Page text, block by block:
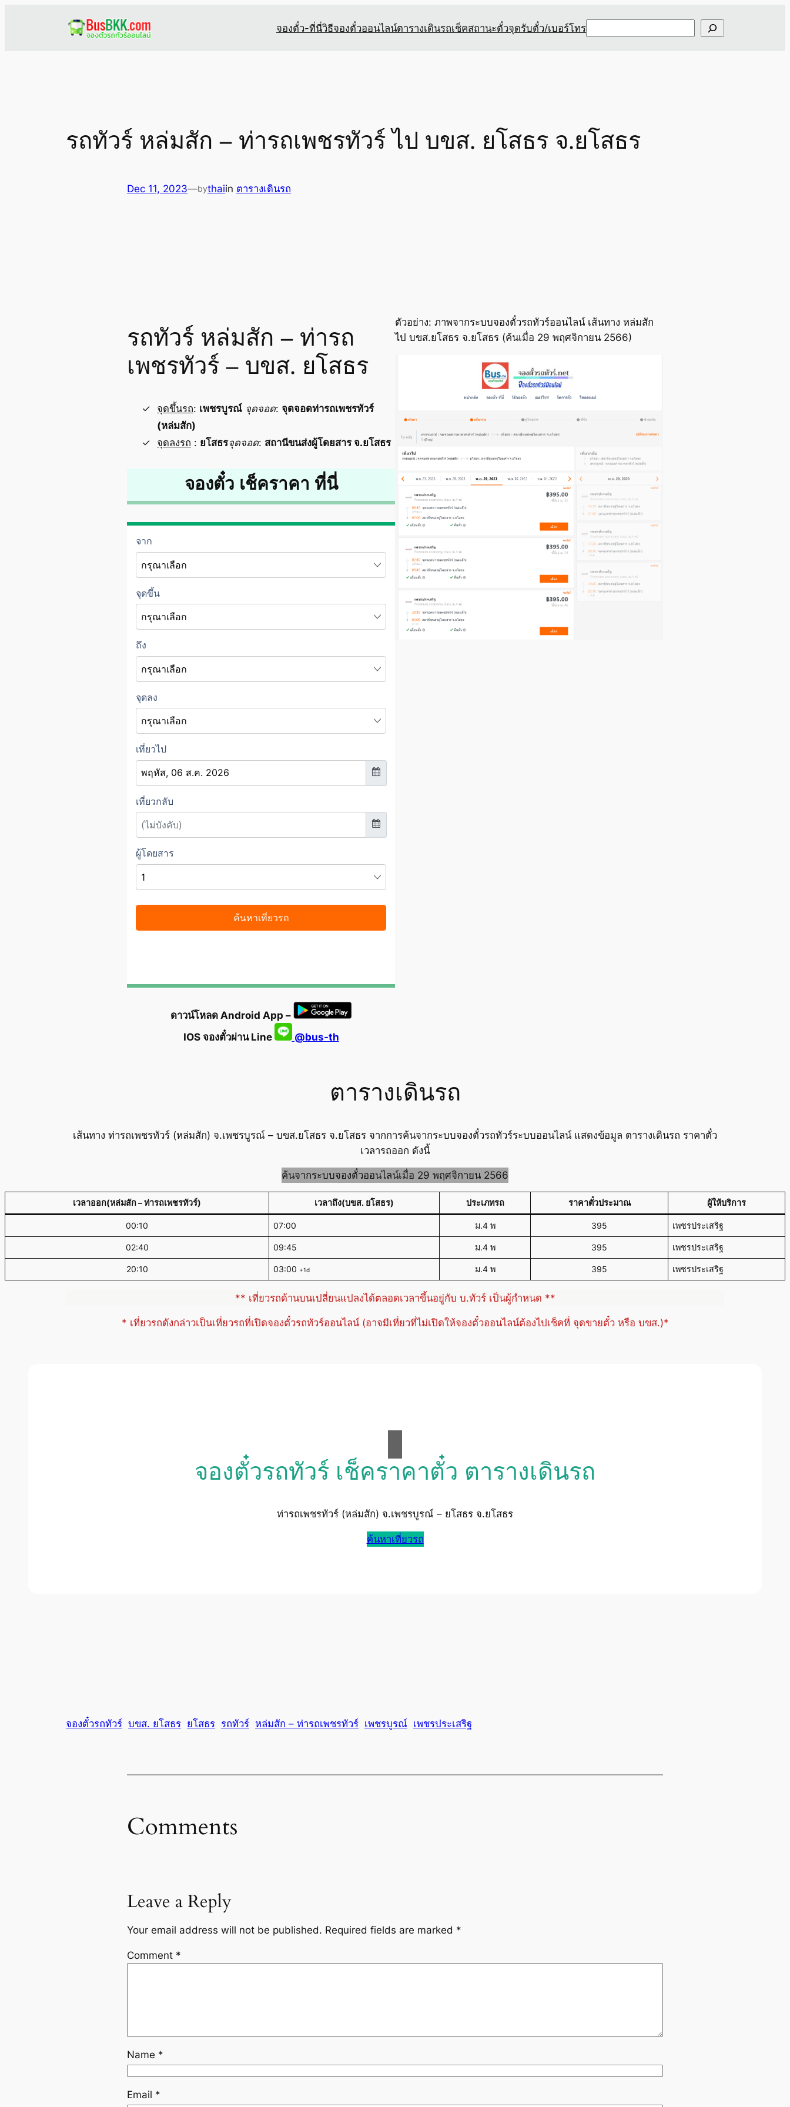
จองตั๋ว-ที่นี่วิธีจองตั๋วออนไลน์ตารางเดินรถเช็คสถานะตั๋วจุดรับตั๋ว/เบอร์โทรSearch
รถทัวร์ หล่มสัก – ท่ารถเพชรทัวร์ ไป บขส. ยโสธร จ.ยโสธร
Dec 11, 2023—bythaiin ตารางเดินรถ
รถทัวร์ หล่มสัก – ท่ารถ
เพชรทัวร์ – บขส. ยโสธร
จุดขึ้นรถ: เพชรบูรณ์ จุดจอด: จุดจอดท่ารถเพชรทัวร์
(หล่มสัก)
จุดลงรถ : ยโสธรจุดจอด: สถานีขนส่งผู้โดยสาร จ.ยโสธร
จองตั๋ว เช็คราคา ที่นี่
ดาวน์โหลด Android App –
IOS จองตั๋วผ่าน Line
@bus-th
ตัวอย่าง: ภาพจากระบบจองตั๋วรถทัวร์ออนไลน์ เส้นทาง หล่มสัก
ไป บขส.ยโสธร จ.ยโสธร (ค้นเมื่อ 29 พฤศจิกายน 2566)
ตารางเดินรถ
เส้นทาง ท่ารถเพชรทัวร์ (หล่มสัก) จ.เพชรบูรณ์ – บขส.ยโสธร จ.ยโสธร จากการค้นจากระบบจองตั๋วรถทัวร์ระบบออนไลน์ แสดงข้อมูล ตารางเดินรถ ราคาตั๋ว
เวลารถออก ดังนี้
ค้นจากระบบจองตั๋วออนไลน์เมื่อ 29 พฤศจิกายน 2566
เวลาออก(หล่มสัก – ท่ารถเพชรทัวร์) เวลาถึง(บขส. ยโสธร) ประเภทรถ ราคาตั๋วประมาณ ผู้ให้บริการ
00:10 07:00 ม.4 พ 395 เพชรประเสริฐ
02:40 09:45 ม.4 พ 395 เพชรประเสริฐ
20:10 03:00 +1d ม.4 พ 395 เพชรประเสริฐ
** เที่ยวรถด้านบนเปลี่ยนแปลงได้ตลอดเวลาขึ้นอยู่กับ บ.ทัวร์ เป็นผู้กำหนด **
* เที่ยวรถดังกล่าวเป็นเที่ยวรถที่เปิดจองตั๋วรถทัวร์ออนไลน์ (อาจมีเที่ยวที่ไม่เปิดให้จองตั๋วออนไลน์ต้องไปเช็คที่ จุดขายตั๋ว หรือ บขส.)*
จองตั๋วรถทัวร์ เช็คราคาตั๋ว ตารางเดินรถ
ท่ารถเพชรทัวร์ (หล่มสัก) จ.เพชรบูรณ์ – ยโสธร จ.ยโสธร
ค้นหาเที่ยวรถ
จองตั๋วรถทัวร์ บขส. ยโสธร ยโสธร รถทัวร์ หล่มสัก – ท่ารถเพชรทัวร์ เพชรบูรณ์ เพชรประเสริฐ
Comments
Leave a Reply
Your email address will not be published. Required fields are marked *
Comment *
Name *
Email *